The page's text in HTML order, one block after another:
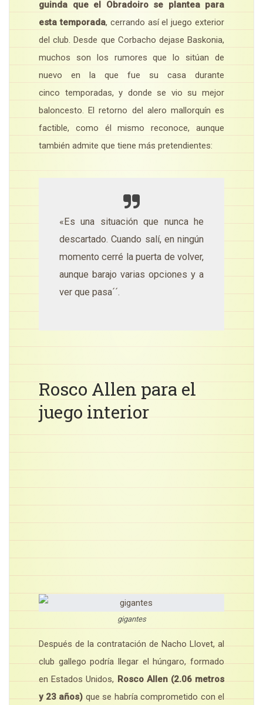
guinda que el Obradoiro se plantea para
esta temporada, cerrando así el juego exterior
del club. Desde que Corbacho dejase Baskonia,
muchos son los rumores que lo sitúan de
nuevo en la que fue su casa durante
cinco temporadas, y donde se vio su mejor
baloncesto. El retorno del alero mallorquín es
factible, como él mismo reconoce, aunque
también admite que tiene más pretendientes:
«Es una situación que nunca he
descartado. Cuando salí, en ningún
momento cerré la puerta de volver,
aunque barajo varias opciones y a
ver que pasa´´.
Rosco Allen para el
juego interior
gigantes
Después de la contratación de Nacho Llovet, al
club gallego podría llegar el húngaro, formado
en Estados Unidos, Rosco Allen (2.06 metros
y 23 años) que se habría comprometido con el